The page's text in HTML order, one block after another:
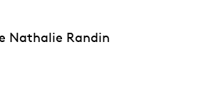
Nathalie Randin